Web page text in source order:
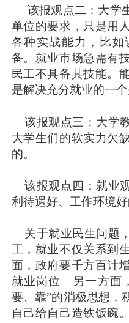
该报观点二：大学
单位的要求，只是用
各种实战能力，比
备。就业市场急需有
民工不具备其技能。
是解决充分就业的一个
该报观点三：大学
大学生们的软实力欠
的。
该报观点四：就业
利待遇好、工作环境好
关于就业民生问题
工，就业不仅关系到
面，政府要千方百计
就业岗位。另一方面
要、靠”的消极思想，
自己给自己造铁饭碗